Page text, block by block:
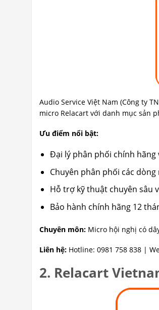
Audio Service Việt Nam (Công ty
micro Relacart với danh mục sản
Ưu điểm nổi bật:
Đại lý phân phối chính hãng
Chuyên phân phối các dòng
Hỗ trợ kỹ thuật chuyên sâu
Bảo hành chính hãng 12
Chuyên môn: Micro hội nghị có
Liên hệ: Hotline: 0981 758 838 |
2. Relacart